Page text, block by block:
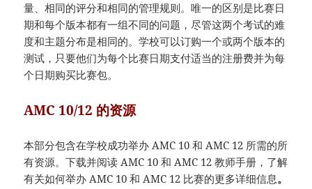
量、相同的评分和相同的管理规则。唯一的区别是比赛日
期和每个版本都有一组不同的问题，尽管这两个考试的难
度和主题分布是相同的。学校可以订购一个或两个版本的
测试，只要他们为每个比赛日期支付适当的注册费并为每
个日期购买比赛包。
AMC 10/12 的资源
本部分包含在学校成功举办 AMC 10 和 AMC 12 所需的所
有资源。下载并阅读 AMC 10 和 AMC 12 教师手册，了解
有关如何举办 AMC 10 和 AMC 12 比赛的更多详细信息。